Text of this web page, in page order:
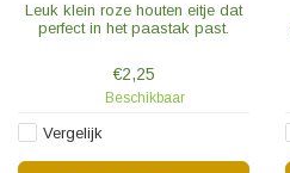
Leuk klein roze houten eitje dat
perfect in het paastak past.
€2,25
Beschikbaar
Vergelijk